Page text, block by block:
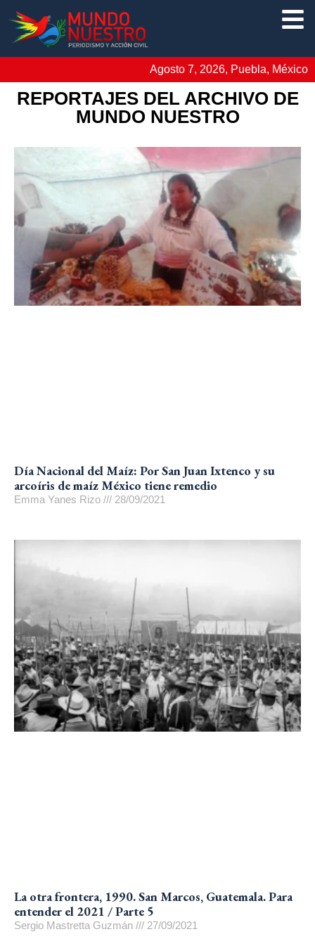
Agosto 7, 2026, Puebla, México
REPORTAJES DEL ARCHIVO DE
MUNDO NUESTRO
Día Nacional del Maíz: Por San Juan Ixtenco y su
arcoíris de maíz México tiene remedio
Emma Yanes Rizo 28/09/2021
La otra frontera, 1990. San Marcos, Guatemala. Para
entender el 2021 / Parte 5
Sergio Mastretta Guzmán 27/09/2021